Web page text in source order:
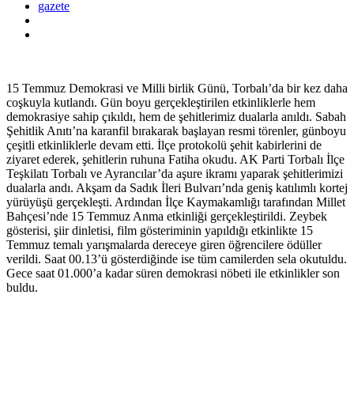
gazete
15 Temmuz Demokrasi ve Milli birlik Günü, Torbalı’da bir kez daha
coşkuyla kutlandı. Gün boyu gerçekleştirilen etkinliklerle hem
demokrasiye sahip çıkıldı, hem de şehitlerimiz dualarla anıldı. Sabah
Şehitlik Anıtı’na karanfil bırakarak başlayan resmi törenler, günboyu
çeşitli etkinliklerle devam etti. İlçe protokolü şehit kabirlerini de
ziyaret ederek, şehitlerin ruhuna Fatiha okudu. AK Parti Torbalı İlçe
Teşkilatı Torbalı ve Ayrancılar’da aşure ikramı yaparak şehitlerimizi
dualarla andı. Akşam da Sadık İleri Bulvarı’nda geniş katılımlı kortej
yürüyüşü gerçekleşti. Ardından İlçe Kaymakamlığı tarafından Millet
Bahçesi’nde 15 Temmuz Anma etkinliği gerçekleştirildi. Zeybek
gösterisi, şiir dinletisi, film gösteriminin yapıldığı etkinlikte 15
Temmuz temalı yarışmalarda dereceye giren öğrencilere ödüller
verildi. Saat 00.13’ü gösterdiğinde ise tüm camilerden sela okutuldu.
Gece saat 01.000’a kadar süren demokrasi nöbeti ile etkinlikler son
buldu.